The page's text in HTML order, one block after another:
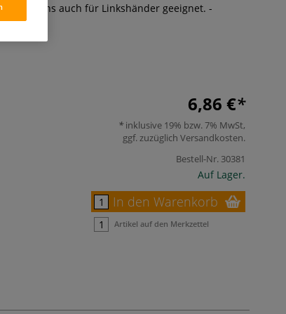
bestens auch für Linkshänder geeignet. -
6,86 €
inklusive 19% bzw. 7% MwSt,
ggf. zuzüglich Versandkosten.
Bestell-Nr. 30381
Auf Lager.
In den Warenkorb
Artikel auf den Merkzettel